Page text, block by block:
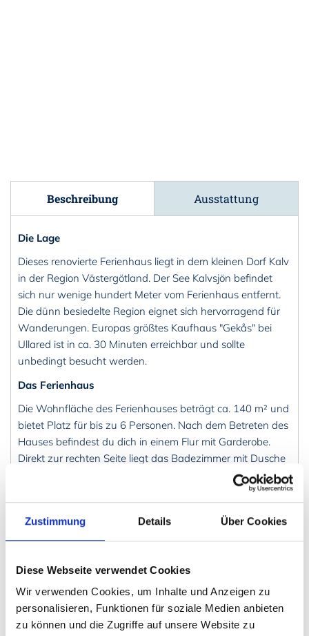
Zustimmung Details Über Cookies
Diese Webseite verwendet Cookies
Wir verwenden Cookies, um Inhalte und Anzeigen zu
personalisieren, Funktionen für soziale Medien anbieten
zu können und die Zugriffe auf unsere Website zu
Beschreibung Ausstattung
Die Lage
Dieses renovierte Ferienhaus liegt in dem kleinen Dorf Kalv
in der Region Västergötland. Der See Kalvsjön befindet
sich nur wenige hundert Meter vom Ferienhaus entfernt.
Die dünn besiedelte Region eignet sich hervorragend für
Wanderungen. Europas größtes Kaufhaus "Gekås" bei
Ullared ist in ca. 30 Minuten erreichbar und sollte
unbedingt besucht werden.
Das Ferienhaus
Die Wohnfläche des Ferienhauses beträgt ca. 140 m² und
bietet Platz für bis zu 6 Personen. Nach dem Betreten des
Hauses befindest du dich in einem Flur mit Garderobe.
Direkt zur rechten Seite liegt das Badezimmer mit Dusche
und WC. Im Hinteren Teil des Flures gibt es einen
es dann weiter in die Küche mit Esstisch. Die Küche ist gut
ausgestattet und verfügt unter anderem über ein 4-
Spülmaschine. Von der Küche aus gelangst du über eine
Terrassentür auf die teilüberdachte Terrasse mit
ausreichend Terrassenmöbel und einem Gasgrill. Über die
Küche erreichst du das Wohnzimmer, als auch einen